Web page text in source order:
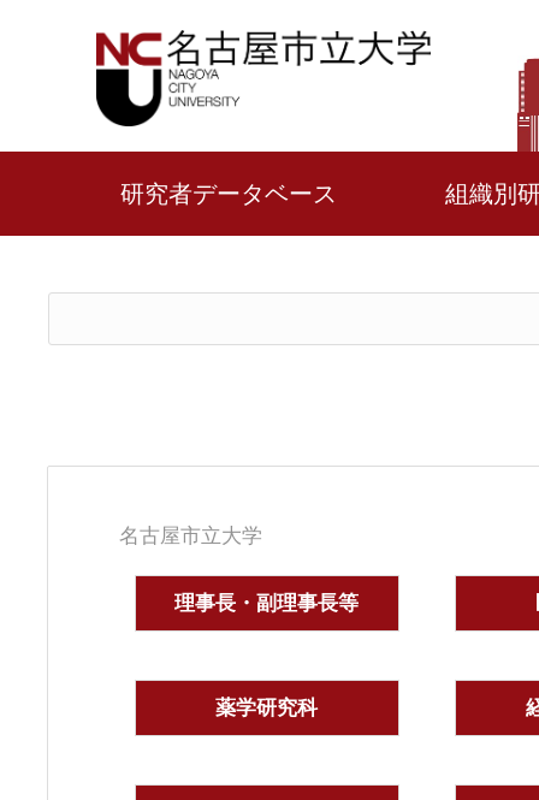
研究者データベース 組織別
名古屋市立大学
理事長・副理事長等
薬学研究科